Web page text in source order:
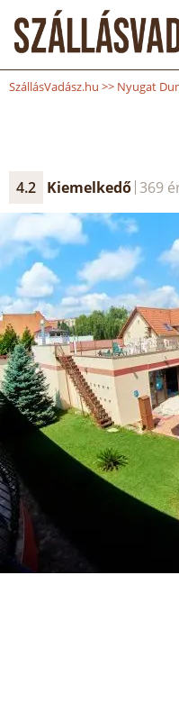
SzállásVadász.hu >> Nyugat
4.2 Kiemelkedő 369